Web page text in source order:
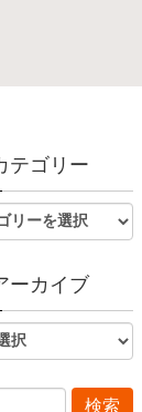
テゴリー
ーカイブ